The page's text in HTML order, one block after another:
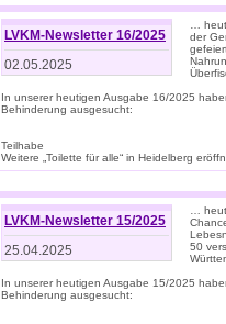
LVKM-Newsletter 16/2025
02.05.2025
…
der
In unserer heutigen Ausgabe 16/2025
Behinderung ausgesucht:
Teilhabe
Weitere „Toilette für alle“ in Heidelberg
LVKM-Newsletter 15/2025
25.04.2025
…
50
In unserer heutigen Ausgabe 15/2025
Behinderung ausgesucht: